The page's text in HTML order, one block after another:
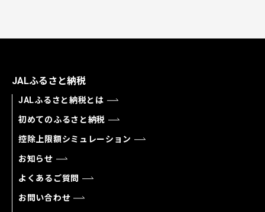
JALふるさと納税
JALふるさと納税とは
初めてのふるさと納税
控除上限額シミュレーション
お知らせ
よくあるご質問
お問い合わせ